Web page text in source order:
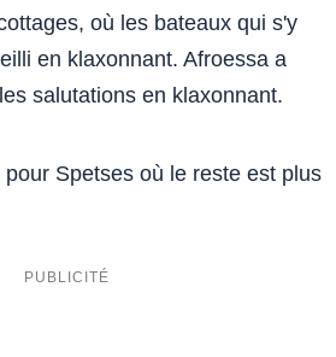
où les bateaux qui s'y
en klaxonnant. Afroessa a
salutations en klaxonnant.
Spetses où le reste est plus